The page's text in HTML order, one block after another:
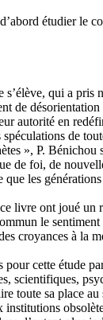
étudier le
qui a pris
de
autorité en
de
», P.
de foi, de
les
livre ont joué un
le
croyances à la
pour cette étude
scientifiques,
toute sa place
institutions